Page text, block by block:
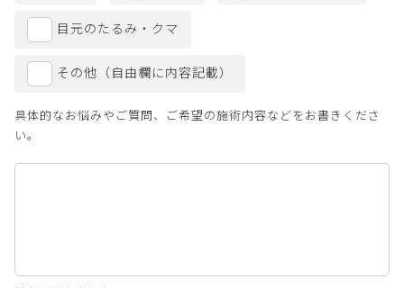
目元のたるみ・クマ
その他（自由欄に内容記載）
具体的なお悩みやご質問、ご希望の施術内容などをお書きくださ
い。